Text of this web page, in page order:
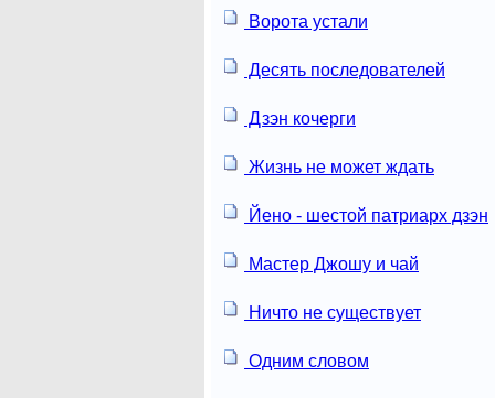
Ворота устали
Десять последователей
Дзэн кочерги
Жизнь не может ждать
Йено - шестой патриарх дзэн
Мастер Джошу и чай
Ничто не существует
Одним словом